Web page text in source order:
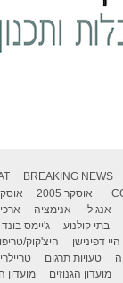
BREAKING NEWS
אוסקר 2005 אוסקר
אנג לי אנימציה
בתי קולנוע ג'יימס בונד
היי דפינישן היצ'קוק/טריפו
טעויות תרגום
מועדון הגנוזים מועדון